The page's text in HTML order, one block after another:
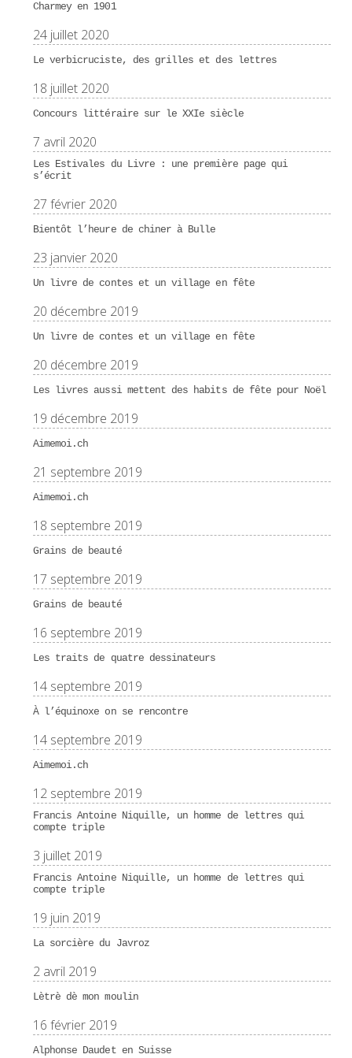
Charmey en 1901
24 juillet 2020
Le verbicruciste, des grilles et des lettres
18 juillet 2020
Concours littéraire sur le XXIe siècle
7 avril 2020
Les Estivales du Livre : une première page qui
s’écrit
27 février 2020
Bientôt l’heure de chiner à Bulle
23 janvier 2020
Un livre de contes et un village en fête
20 décembre 2019
Un livre de contes et un village en fête
20 décembre 2019
Les livres aussi mettent des habits de fête pour Noël
19 décembre 2019
Aimemoi.ch
21 septembre 2019
Aimemoi.ch
18 septembre 2019
Grains de beauté
17 septembre 2019
Grains de beauté
16 septembre 2019
Les traits de quatre dessinateurs
14 septembre 2019
À l’équinoxe on se rencontre
14 septembre 2019
Aimemoi.ch
12 septembre 2019
Francis Antoine Niquille, un homme de lettres qui
compte triple
3 juillet 2019
Francis Antoine Niquille, un homme de lettres qui
compte triple
19 juin 2019
La sorcière du Javroz
2 avril 2019
Lètrè dè mon moulin
16 février 2019
Alphonse Daudet en Suisse